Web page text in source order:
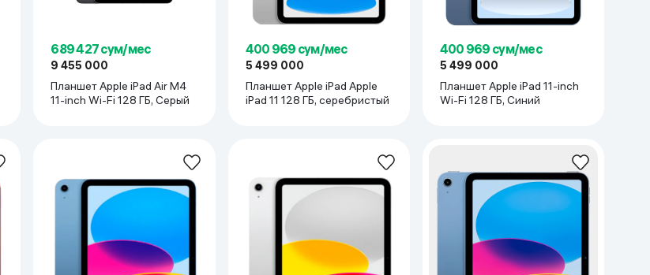
689 427 сум/мес
9 455 000
Планшет Apple iPad Air M4
11-inch Wi-Fi 128 ГБ, Серый
400 969 сум/мес
5 499 000
Планшет Apple iPad Apple
iPad 11 128 ГБ, серебристый
400 969 сум/мес
5 499 000
Планшет Apple iPad 11-inch
Wi-Fi 128 ГБ, Синий